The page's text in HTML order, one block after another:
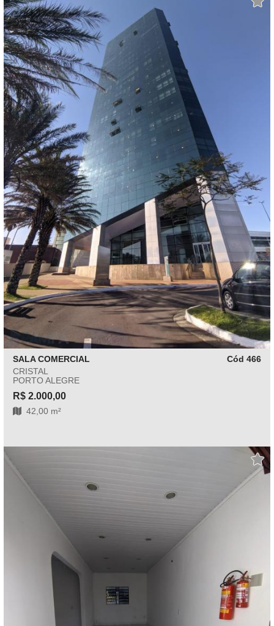
SALA COMERCIAL
Cód 466
CRISTAL
PORTO ALEGRE
R$ 2.000,00
42,00 m²